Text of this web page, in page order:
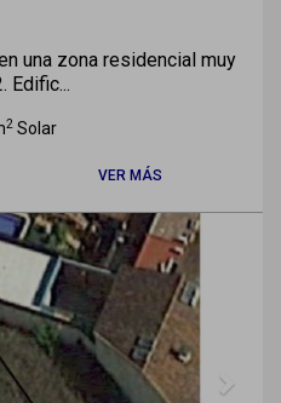
una zona residencial muy
Edific...
2Solar
VER MÁS